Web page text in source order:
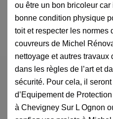
ou être un bon bricoleur
bonne condition physique
toit et respecter les normes
couvreurs de Michel
nettoyage et autres travaux
dans les règles de l’art et
sécurité. Pour cela, il
d’Equipement de
à Chevigney Sur L Ognon